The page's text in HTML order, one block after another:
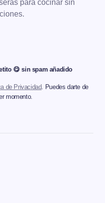
para cocinar sin
😋 sin spam añadido
de Privacidad. Puedes darte de
momento.